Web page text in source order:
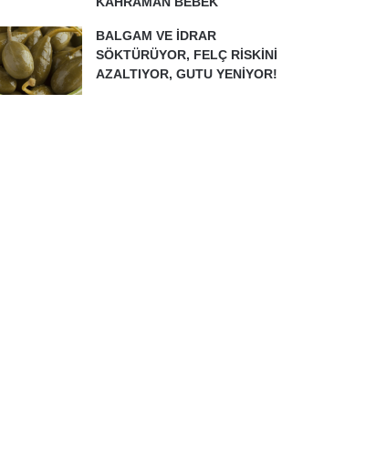
BALGAM VE İDRAR
SÖKTÜRÜYOR, FELÇ RİSKİNİ
AZALTIYOR, GUTU YENİYOR!